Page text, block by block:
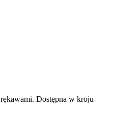
Dostępna w kroju